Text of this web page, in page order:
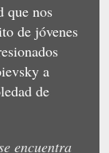
que nos
de jóvenes
a
de
encuentra